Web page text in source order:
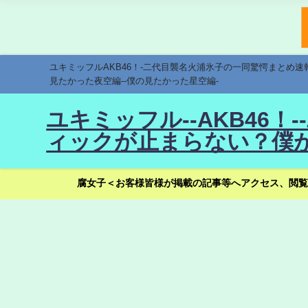
ユキミッフルAKB46！-二代目襲名火浦氷子の一同驚愕まとめ
見たかった夜空編--僕の見たかった星空編-
ユキミッフル--AKB46！
ィックが止まらない？僕
腐女子＜お客様皆様が掲載の記事等へアクセス、閲